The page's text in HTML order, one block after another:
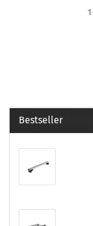
1
Bestseller